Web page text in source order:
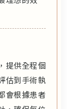
提供全程個
估到手術執
會根據患者